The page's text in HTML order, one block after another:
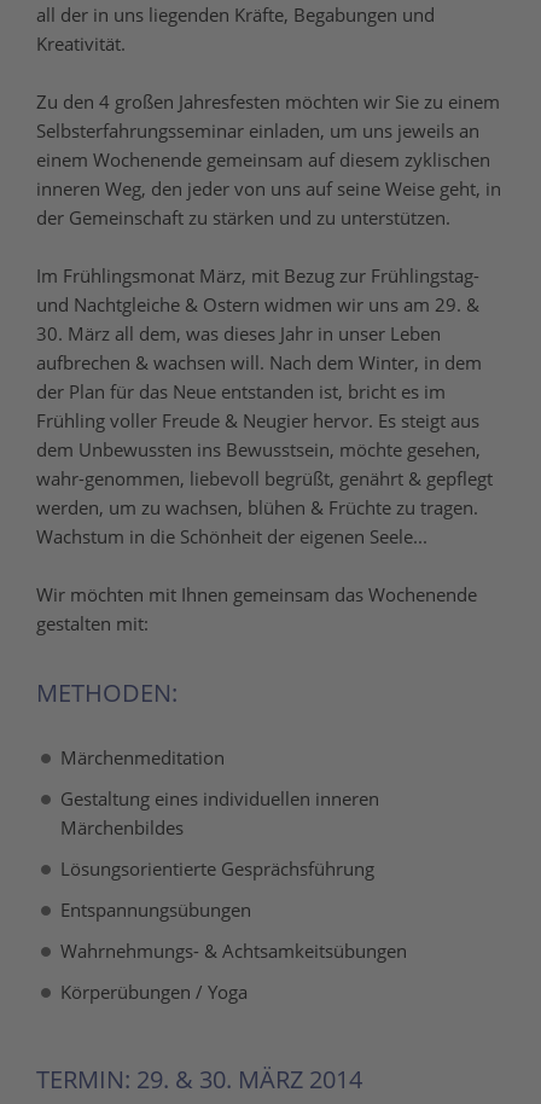
all der in uns liegenden Kräfte, Begabungen und
Kreativität.
Zu den 4 großen Jahresfesten möchten wir Sie zu einem
Selbsterfahrungsseminar einladen, um uns jeweils an
einem Wochenende gemeinsam auf diesem zyklischen
inneren Weg, den jeder von uns auf seine Weise geht, in
der Gemeinschaft zu stärken und zu unterstützen.
Im Frühlingsmonat März, mit Bezug zur Frühlingstag-
und Nachtgleiche & Ostern widmen wir uns am 29. &
30. März all dem, was dieses Jahr in unser Leben
aufbrechen & wachsen will. Nach dem Winter, in dem
der Plan für das Neue entstanden ist, bricht es im
Frühling voller Freude & Neugier hervor. Es steigt aus
dem Unbewussten ins Bewusstsein, möchte gesehen,
wahr-genommen, liebevoll begrüßt, genährt & gepflegt
werden, um zu wachsen, blühen & Früchte zu tragen.
Wachstum in die Schönheit der eigenen Seele...
Wir möchten mit Ihnen gemeinsam das Wochenende
gestalten mit:
METHODEN:
Märchenmeditation
Gestaltung eines individuellen inneren
Märchenbildes
Lösungsorientierte Gesprächsführung
Entspannungsübungen
Wahrnehmungs- & Achtsamkeitsübungen
Körperübungen / Yoga
TERMIN: 29. & 30. MÄRZ 2014